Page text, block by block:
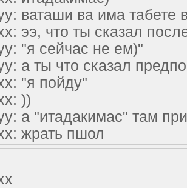
ваташи ва има табете
ээ, что ты сказал
"я сейчас не ем)"
а ты что сказал
"я пойду"
))
а "итадакимас" там
жрать пшол